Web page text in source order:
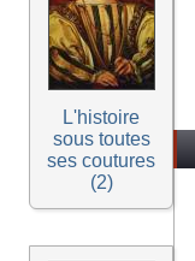
L'histoire
sous toutes
ses coutures
(2)